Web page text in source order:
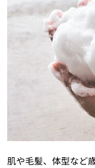
肌や毛髪、体型など